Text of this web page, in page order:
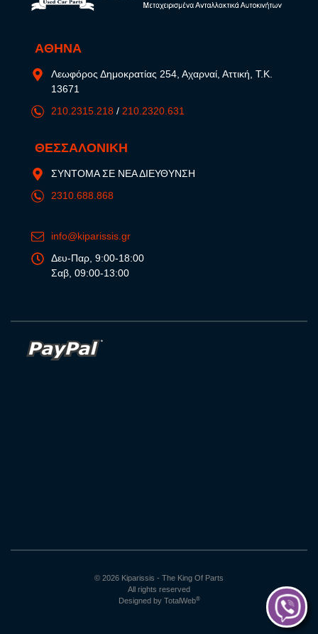
ΑΘΗΝΑ
Λεωφόρος Δημοκρατίας 254, Αχαρναί, Αττική, Τ.Κ.
13671
210.2315.218 / 210.2320.631
ΘΕΣΣΑΛΟΝΙΚΗ
ΣΥΝΤΟΜΑ ΣΕ ΝΕΑ ΔΙΕΥΘΥΝΣΗ
2310.688.868
info@kiparissis.gr
Δευ-Παρ, 9:00-18:00
Σαβ, 09:00-13:00
© 2026 Kiparissis - The King Of Parts
All rights reserved
Designed by TotalWeb®